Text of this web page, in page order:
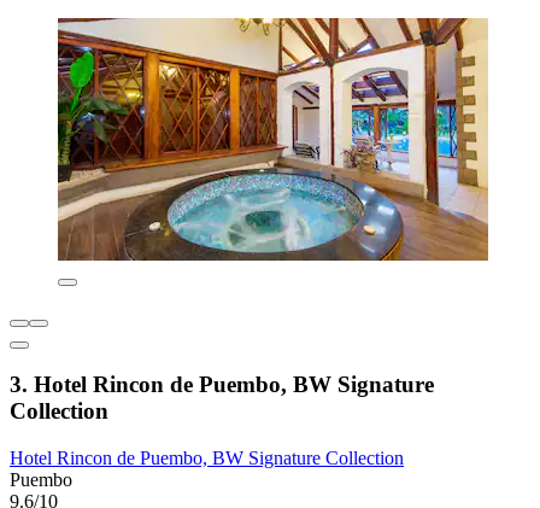
3. Hotel Rincon de Puembo, BW Signature
Collection
Hotel Rincon de Puembo, BW Signature Collection
Puembo
9.6/10